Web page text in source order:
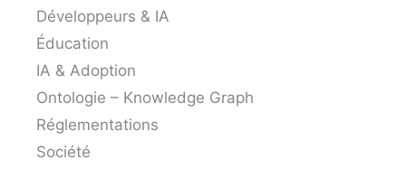
Développeurs & IA
Éducation
IA & Adoption
Ontologie – Knowledge Graph
Réglementations
Société